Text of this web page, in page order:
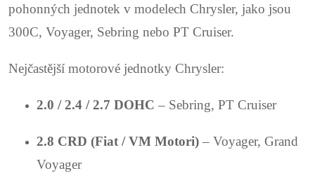
pohonných jednotek v modelech Chrysler, jako jsou
300C, Voyager, Sebring nebo PT Cruiser.
Nejčastější motorové jednotky Chrysler:
2.0 / 2.4 / 2.7 DOHC – Sebring, PT Cruiser
2.8 CRD (Fiat / VM Motori) – Voyager, Grand
Voyager